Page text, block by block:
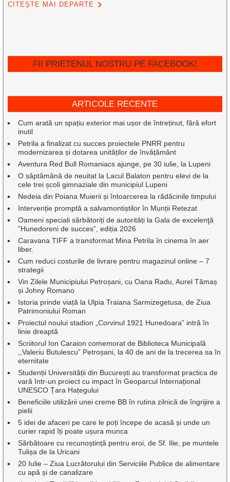
CITEȘTE MAI DEPARTE
FII PRIETENUL NOSTRU PE FACEBOOK!
ARTICOLE RECENTE
Cum arată un spațiu exterior mai ușor de întreținut, fără efort
inutil
Petrila a finalizat cu succes proiectele PNRR pentru
modernizarea și dotarea unităților de învățământ
Aventura Red Bull Romaniacs ajunge, pe 30 iulie, la Lupeni
O săptămână de neuitat la Lacul Balaton pentru elevi de la
cele trei școli gimnaziale din municipiul Lupeni
Nedeia din Poiana Muierii și întoarcerea la rădăcinile timpului
Intervenție promptă a salvamontiștilor în Munții Retezat
Oameni speciali sărbătoriți de autorități la Gala de excelenţă
”Hunedoreni de succes”, ediția 2026
Caravana TIFF a transformat Mina Petrila în cinema în aer
liber.
Cum reduci costurile de livrare pentru magazinul online – 7
strategii
Vin Zilele Municipiului Petroșani, cu Oana Radu, Aurel Tămaș
și Johny Romano
Istoria prinde viață la Ulpia Traiana Sarmizegetusa, de Ziua
Patrimoniului Roman
Proiectul noului stadion „Corvinul 1921 Hunedoara” intră în
linie dreaptă
Scriitorul Ion Caraion comemorat de Biblioteca Municipală
,,Valeriu Butulescu” Petroșani, la 40 de ani de la trecerea sa în
eternitate
Studenții Universității din București au transformat practica de
vară într-un proiect cu impact în Geoparcul Internațional
UNESCO Țara Hațegului
Beneficiile utilizării unei creme BB în rutina zilnică de îngrijire a
pielii
5 idei de afaceri pe care le poți începe de acasă și unde un
curier rapid îți poate ușura munca
Sărbătoare cu recunoștință pentru eroi, de Sf. Ilie, pe muntele
Tulișa de la Uricani
20 Iulie – Ziua Lucrătorului din Serviciile Publice de alimentare
cu apă și de canalizare